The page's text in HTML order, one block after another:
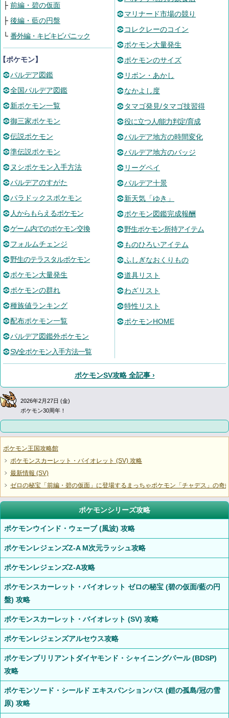
├ 前編・碧の仮面
├ 後編・藍の円盤
└ 番外編・キビキビパニック
ポケモン】
パルデア図鑑
全国パルデア図鑑
新ポケモン一覧
御三家ポケモン
伝説ポケモン
準伝説ポケモン
ヌシポケモン入手方法
パルデアのすがた
パラドックスポケモン
人からもらえるポケモン
ゲーム内でのポケモン交換
フォルムチェンジ
野生のテラスタルポケモン
ポケモン大量発生
ポケモンの群れ
種族値ランキング
配布ポケモン一覧
パルデア図鑑外ポケモン
SV全ポケモン入手方法一覧
マリナード市場の競り
コレクレーのコイン
ポケモン大量発生
ポケモンのサイズ
リボン・あかし
なかよし度
タマゴ発見/タマゴ技習得
役に立つ人/能力判定/育成
パルデア地方の時間変化
パルデア地方のバッジ
リーグペイ
パルデア十景
新天気「ゆき」
ポケモン図鑑完成報酬
野生ポケモン所持アイテム
ものひろいアイテム
ふしぎなおくりもの
道具リスト
わざリスト
特性リスト
ポケモンHOME
ポケモンSV攻略 全記事 ›
2026年2月27日 (金)
ポケモン30周年！
ポケモン王国攻略館
ポケモンスカーレット・バイオレット (SV) 攻略
最新情報 (SV)
ゼロの秘宝「前編・碧の仮面」に登場するまっちゃポケモン「チャデス」の奇
ポケモンシリーズ攻略
ポケモンウインド・ウェーブ (風波) 攻略
ポケモンレジェンズZ-A M次元ラッシュ攻略
ポケモンレジェンズZ-A攻略
ポケモンスカーレット・バイオレット ゼロの秘宝 (碧の仮面/藍の円
盤) 攻略
ポケモンスカーレット・バイオレット (SV) 攻略
ポケモンレジェンズアルセウス攻略
ポケモンブリリアントダイヤモンド・シャイニングパール (BDSP)
攻略
ポケモンソード・シールド エキスパンションパス (鎧の孤島/冠の雪
原) 攻略